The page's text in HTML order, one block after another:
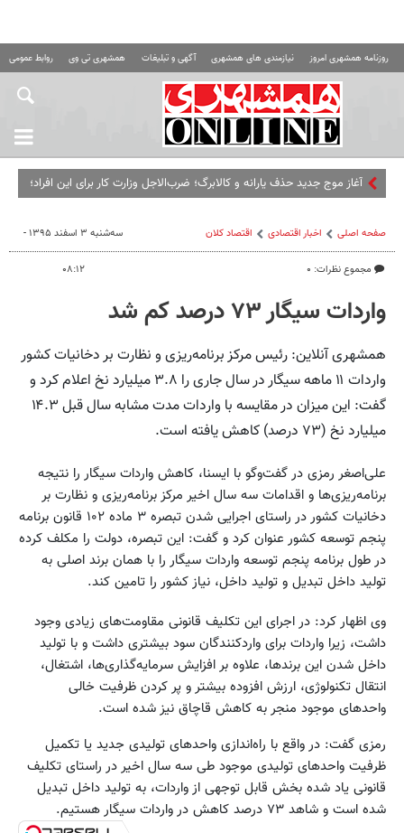
روزنامه همشهری امروز نیازمندی های همشهری آگهی و تبلیغات همشهری تی وی روابط عمومی
آغاز موج جدید حذف یارانه و کالابرگ؛ ضرب‌الاجل وزارت کار برای این افراد؛
صفحه اصلی اخبار اقتصادی اقتصاد كلان
مجموع نظرات: ۰
سه‌شنبه ۳ اسفند ۱۳۹۵ -
۰۸:۱۲
واردات سیگار ۷۳ درصد کم شد
همشهری آنلاین: رئیس مرکز برنامه‌ریزی و نظارت بر دخانیات کشور
واردات ۱۱ ماهه سیگار در سال جاری را ۳.۸ میلیارد نخ اعلام کرد و
گفت: این میزان در مقایسه با واردات مدت مشابه سال قبل ۱۴.۳
میلیارد نخ (۷۳ درصد) کاهش یافته است.
علی‌اصغر رمزی در گفت‌وگو با ایسنا، کاهش واردات سیگار را نتیجه
برنامه‌ریزی‌ها و اقدامات سه سال اخیر مرکز برنامه‌ریزی و نظارت بر
دخانیات کشور در راستای اجرایی شدن تبصره ۳ ماده ۱۰۲ قانون برنامه
پنجم توسعه کشور عنوان کرد و گفت: این تبصره، دولت را مکلف کرده
در طول برنامه پنجم توسعه واردات سیگار را با همان برند اصلی به
تولید داخل تبدیل و تولید داخل، نیاز کشور را تامین کند.
وی اظهار کرد: در اجرای این تکلیف قانونی مقاومت‌های زیادی وجود
داشت، زیرا واردات برای واردکنندگان سود بیشتری داشت و با تولید
داخل شدن این برندها، علاوه بر افزایش سرمایه‌گذاری‌ها، اشتغال،
انتقال تکنولوژی، ارزش افزوده بیشتر و پر کردن ظرفیت خالی
واحدهای موجود منجر به کاهش قاچاق نیز شده است.
رمزی گفت: در واقع با راه‌اندازی واحدهای تولیدی جدید یا تکمیل
ظرفیت واحدهای تولیدی موجود طی سه سال اخیر در راستای تکلیف
قانونی یاد شده بخش قابل توجهی از واردات، به تولید داخل تبدیل
شده است و شاهد ۷۳ درصد کاهش در واردات سیگار هستیم.